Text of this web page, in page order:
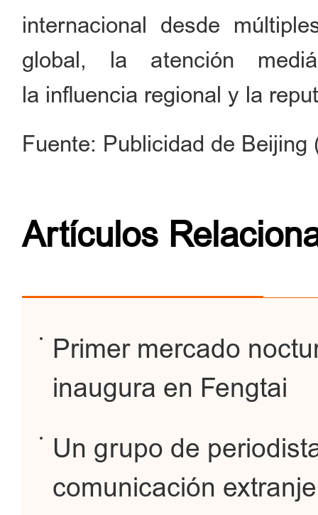
internacional desde
global, la atención
la influencia regional y la
Fuente: Publicidad de Beijing
Artículos
Primer mercado
inaugura en Fengtai
Un grupo de
comunicación